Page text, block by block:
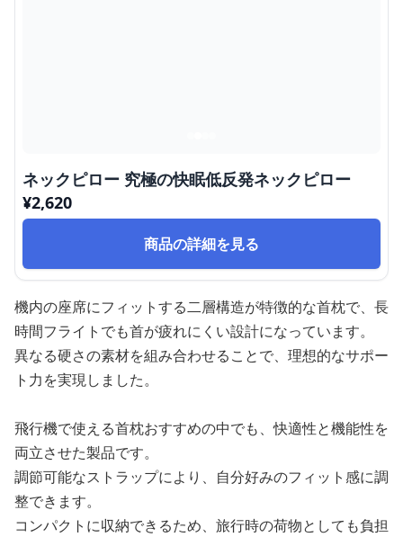
ネックピロー 究極の快眠低反発ネックピロー
¥2,620
商品の詳細を見る
機内の座席にフィットする二層構造が特徴的な首枕で、長
時間フライトでも首が疲れにくい設計になっています。
異なる硬さの素材を組み合わせることで、理想的なサポー
ト力を実現しました。
飛行機で使える首枕おすすめの中でも、快適性と機能性を
両立させた製品です。
調節可能なストラップにより、自分好みのフィット感に調
整できます。
コンパクトに収納できるため、旅行時の荷物としても負担